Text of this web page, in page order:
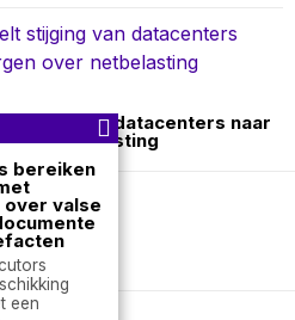
van datacenters naar
netbelasting
Contact
bereiken
over valse
een